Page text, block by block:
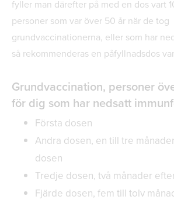
fyller man därefter på med en dos vart
personer som var över 50 år när de tog
grundvaccinationerna, eller som har
så rekommenderas en påfyllnadsdos
Grundvaccination, personer
för dig som har nedsatt
Första dosen
Andra dosen, en till tre
dosen
Tredje dosen, två månader
Fjärde dosen, fem till tolv